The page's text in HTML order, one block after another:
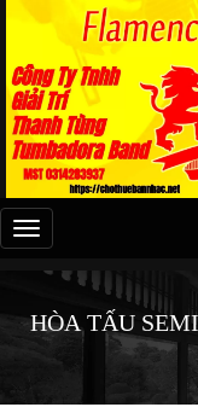
Đây
là
menu
HÒA TẤU